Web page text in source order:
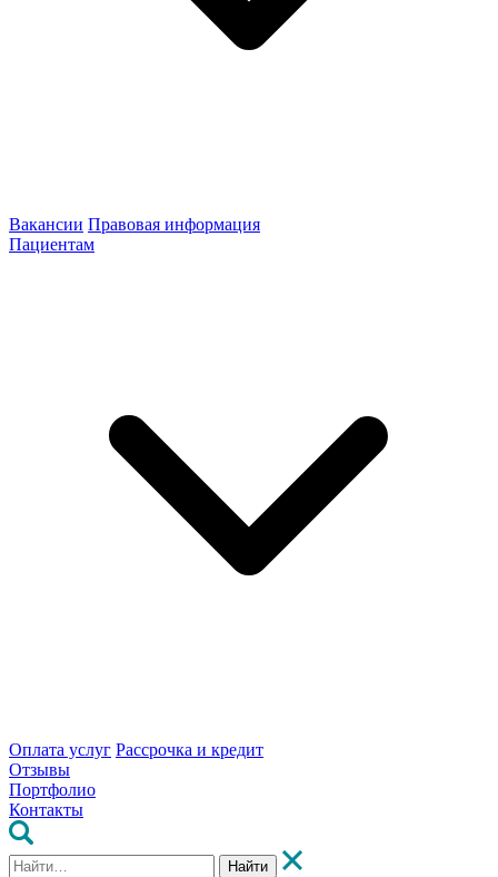
Вакансии Правовая информация
Пациентам
Оплата услуг Рассрочка и кредит
Отзывы
Портфолио
Контакты
Найти